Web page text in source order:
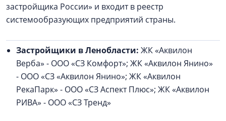
застройщика России» и входит в реестр
системообразующих предприятий страны.
Застройщики в Ленобласти: ЖК «Аквилон
Верба» - ООО «СЗ Комфорт»; ЖК «Аквилон Янино»
- ООО «СЗ «Аквилон Янино»; ЖК «Аквилон
РекаПарк» - ООО «СЗ Аспект Плюс»; ЖК «Аквилон
РИВА» - ООО «СЗ Тренд»